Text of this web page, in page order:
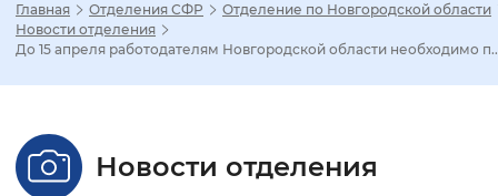
Настройка режима отображения
Стандартный Увеличенный
Главная Отделения СФР
Отделение по Новгородской области
Новости отделения
До 15 апреля работодателям Новгородской области необходимо
Новости отделения